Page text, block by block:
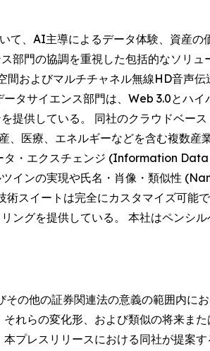
、AI主導によるデータ体験、資産の
部門の協調を重視した包括的なソリ
およびマルチチャネル無線HD音声伝
タサイエンス部門は、Web 3.0とハ
提供している。 同社のクラウドベー
医療、エネルギーなどを含む複数産
タ・エクスチェンジ (Information
インの実現や氏名・肖像・類似性
スイートは完全にカスタマイズ可能
ングを提供している。 本社はペンシ
の他の証券関連法の意義の範囲内に
れらの変化形、および類似の将来ま
プレスリリースにおける同社が提案